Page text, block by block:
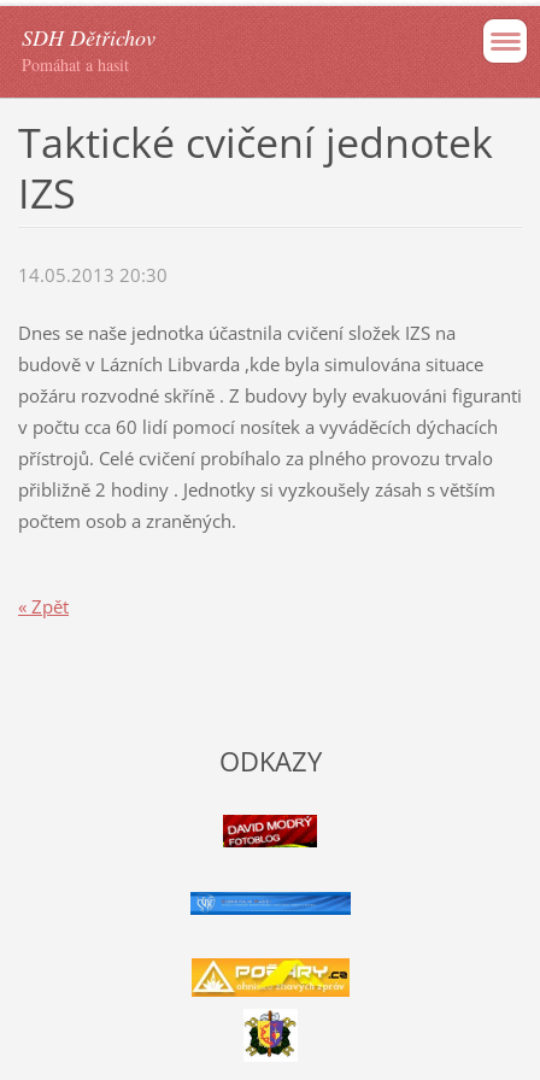
SDH Dětřichov
Pomáhat a hasit
Taktické cvičení jednotek
IZS
14.05.2013 20:30
Dnes se naše jednotka účastnila cvičení složek IZS na
budově v Lázních Libvarda ,kde byla simulována situace
požáru rozvodné skříně . Z budovy byly evakuováni figuranti
v počtu cca 60 lidí pomocí nosítek a vyváděcích dýchacích
přístrojů. Celé cvičení probíhalo za plného provozu trvalo
přibližně 2 hodiny . Jednotky si vyzkoušely zásah s větším
počtem osob a zraněných.
« Zpět
ODKAZY